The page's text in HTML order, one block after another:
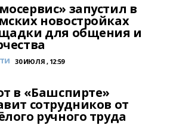
запустил в
новостройках
для общения и
30 ИЮЛЯ , 12:59
в «Башспирте»
сотрудников от
ручного труда